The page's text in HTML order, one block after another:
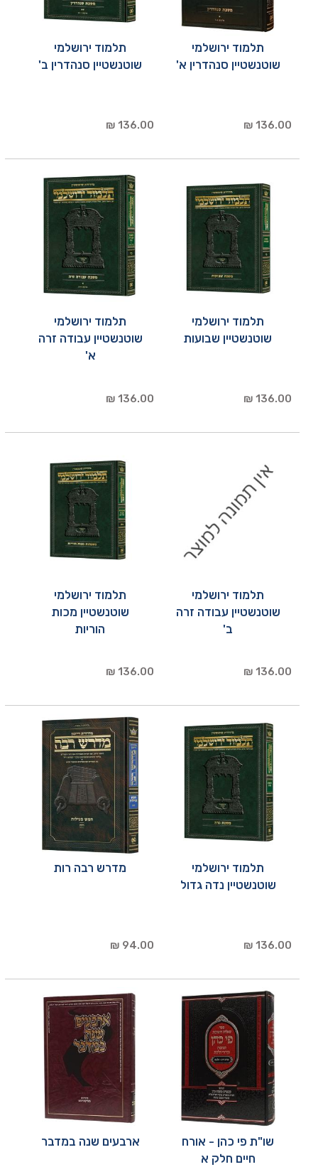
תלמוד ירושלמי
שוטנשטיין סנהדרין א'
136.00 ₪
תלמוד ירושלמי
שוטנשטיין סנהדרין ב'
136.00 ₪
תלמוד ירושלמי
שוטנשטיין שבועות
136.00 ₪
תלמוד ירושלמי
שוטנשטיין עבודה זרה
א'
136.00 ₪
תלמוד ירושלמי
שוטנשטיין עבודה זרה
ב'
136.00 ₪
תלמוד ירושלמי
שוטנשטיין מכות
הוריות
136.00 ₪
תלמוד ירושלמי
שוטנשטיין נדה גדול
136.00 ₪
מדרש רבה רות
94.00 ₪
שו"ת פי כהן - אורח
חיים חלק א
ארבעים שנה במדבר